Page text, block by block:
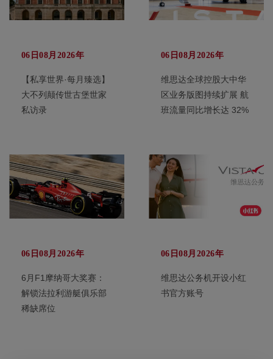
06日08月2026年
【私享世界·每月臻选】
大不列颠传世古堡世家
私访录
06日08月2026年
维思达全球控股大中华
区业务版图持续扩展 航
班流量同比增长达 32%
06日08月2026年
6月F1摩纳哥大奖赛：
解锁法拉利游艇俱乐部
稀缺席位
06日08月2026年
维思达公务机开设小红
书官方账号